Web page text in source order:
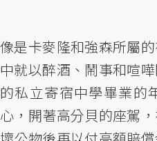
像是卡麥隆和強森所屬
中就以醉酒、鬧事和喧
的私立寄宿中學畢業的
心，開著高分貝的座駕